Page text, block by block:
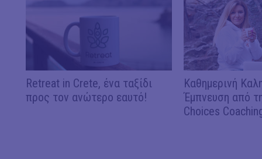
Retreat in Crete, ένα ταξίδι
πρoς τον ανώτερο εαυτό!
Καθημερινή
Έμπνευση από
Choices